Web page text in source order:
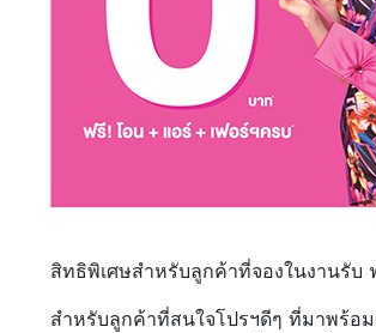
สิทธิพิเศษสำหรับลูกค้าที่จองในงานรับ
สำหรับลูกค้าที่สนใจโปรฯดีๆ ที่มาพร้อ